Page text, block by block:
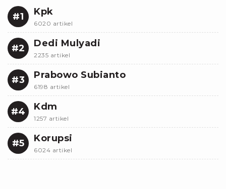
#1 Kpk
6020 artikel
#2 Dedi Mulyadi
2235 artikel
#3 Prabowo Subianto
6198 artikel
#4 Kdm
1257 artikel
#5 Korupsi
6024 artikel